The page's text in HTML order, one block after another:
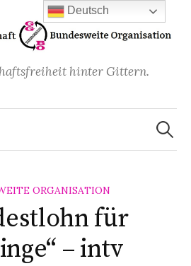
hinter Gittern.
Suchen
nach:
ORGANISATION
für
– intv
Deutsch